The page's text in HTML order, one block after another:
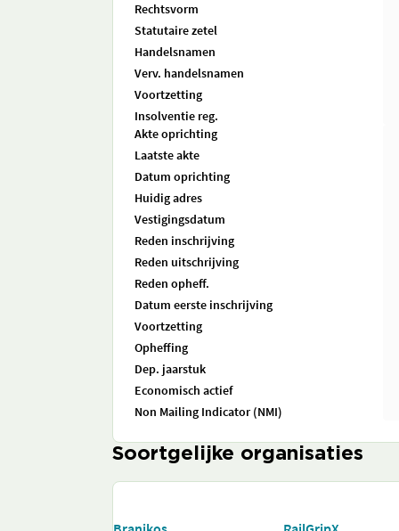
Rechtsvorm
Statutaire zetel
Handelsnamen
Verv. handelsnamen
Voortzetting
Insolventie reg.
Akte oprichting
Laatste akte
Datum oprichting
Huidig adres
Vestigingsdatum
Reden inschrijving
Reden uitschrijving
Reden opheff.
Datum eerste inschrijving
Voortzetting
Opheffing
Dep. jaarstuk
Economisch actief
Non Mailing Indicator (NMI)
Soortgelijke organisaties